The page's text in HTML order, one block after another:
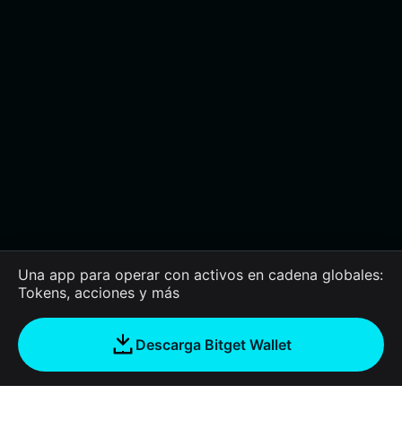
Una app para operar con activos en cadena globales:
Tokens, acciones y más
Descarga Bitget Wallet